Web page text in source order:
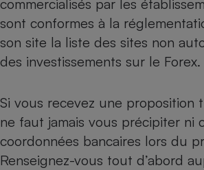
commercialisés par les
sont conformes à la
son site la liste des sites non
des investissements sur le Forex.
Si vous recevez une proposition
ne faut jamais vous précipiter ni
coordonnées bancaires lors du
Renseignez-vous tout d’abord